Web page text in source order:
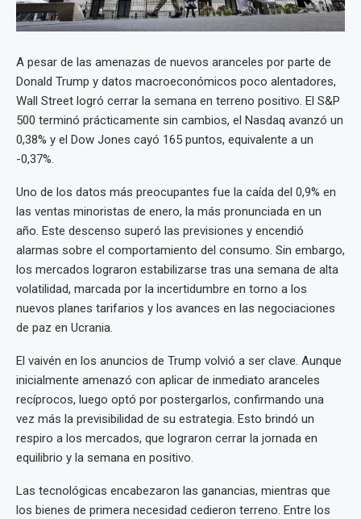
A pesar de las amenazas de nuevos aranceles por parte de
Donald Trump y datos macroeconómicos poco alentadores,
Wall Street logró cerrar la semana en terreno positivo. El S&P
500 terminó prácticamente sin cambios, el Nasdaq avanzó un
0,38% y el Dow Jones cayó 165 puntos, equivalente a un
-0,37%.
Uno de los datos más preocupantes fue la caída del 0,9% en
las ventas minoristas de enero, la más pronunciada en un
año. Este descenso superó las previsiones y encendió
alarmas sobre el comportamiento del consumo. Sin embargo,
los mercados lograron estabilizarse tras una semana de alta
volatilidad, marcada por la incertidumbre en torno a los
nuevos planes tarifarios y los avances en las negociaciones
de paz en Ucrania.
El vaivén en los anuncios de Trump volvió a ser clave. Aunque
inicialmente amenazó con aplicar de inmediato aranceles
recíprocos, luego optó por postergarlos, confirmando una
vez más la previsibilidad de su estrategia. Esto brindó un
respiro a los mercados, que lograron cerrar la jornada en
equilibrio y la semana en positivo.
Las tecnológicas encabezaron las ganancias, mientras que
los bienes de primera necesidad cedieron terreno. Entre los